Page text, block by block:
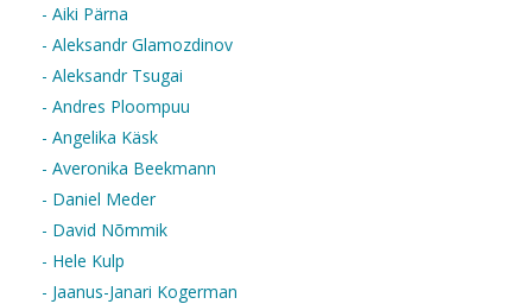
- Aiki Pärna
- Aleksandr Glamozdinov
- Aleksandr Tsugai
- Andres Ploompuu
- Angelika Käsk
- Averonika Beekmann
- Daniel Meder
- David Nõmmik
- Hele Kulp
- Jaanus-Janari Kogerman